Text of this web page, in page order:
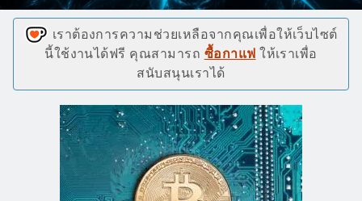
เราต้องการความช่วยเหลือจากคุณเพื่อให้เว็บไซต์
นี้ใช้งานได้ฟรี คุณสามารถ ซื้อกาแฟ ให้เราเพื่อ
สนับสนุนเราได้